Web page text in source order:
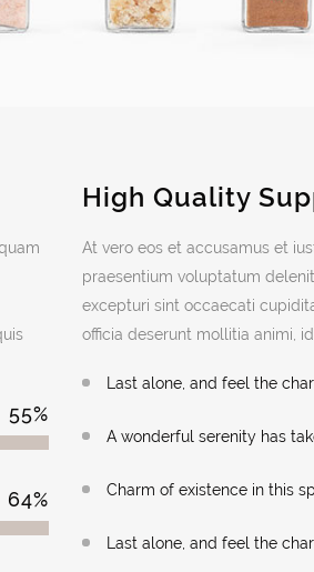
55%
64%
High Quality
At vero eos et accusamus et
praesentium voluptatum
excepturi sint occaecati
officia deserunt mollitia animi,
Last alone, and feel the
A wonderful serenity has
Charm of existence in this
Last alone, and feel the